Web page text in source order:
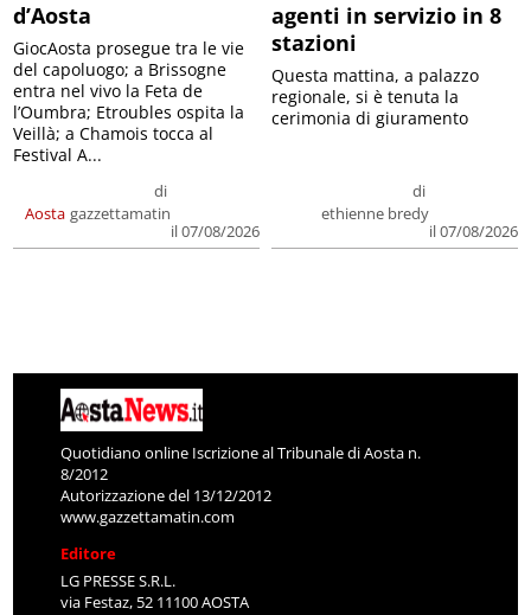
d’Aosta
Aosta
di
gazzettamatin
il 07/08/2026
GiocAosta prosegue tra le vie
del capoluogo; a Brissogne
entra nel vivo la Feta de
l’Oumbra; Etroubles ospita la
Veillà; a Chamois tocca al
Festival A...
agenti in servizio in 8
stazioni
di
ethienne bredy
il 07/08/2026
Questa mattina, a palazzo
regionale, si è tenuta la
cerimonia di giuramento
Quotidiano online Iscrizione al Tribunale di Aosta n.
8/2012
Autorizzazione del 13/12/2012
www.gazzettamatin.com
Editore
LG PRESSE S.R.L.
via Festaz, 52 11100 AOSTA